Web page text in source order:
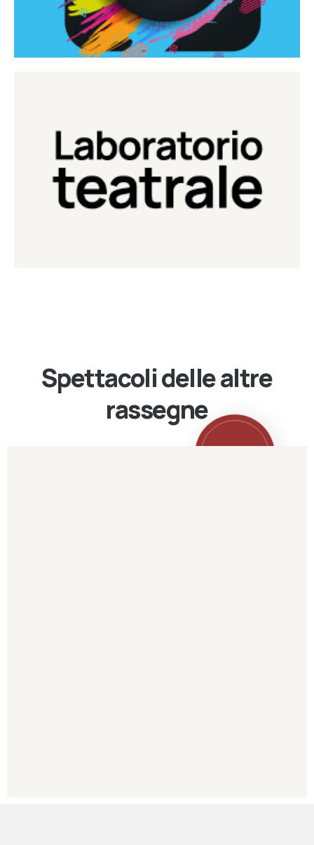
Laboratorio Teatrale
Laboratorio di teatro del Teatro Eduardo de Filippo
Continua
Spettacoli delle altre
rassegne